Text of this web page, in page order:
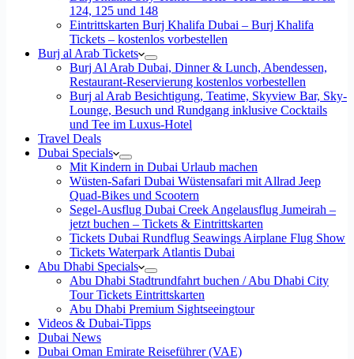
124, 125 und 148
Eintrittskarten Burj Khalifa Dubai – Burj Khalifa
Tickets – kostenlos vorbestellen
Burj al Arab Tickets
Burj Al Arab Dubai, Dinner & Lunch, Abendessen,
Restaurant-Reservierung kostenlos vorbestellen
Burj al Arab Besichtigung, Teatime, Skyview Bar, Sky-
Lounge, Besuch und Rundgang inklusive Cocktails
und Tee im Luxus-Hotel
Travel Deals
Dubai Specials
Mit Kindern in Dubai Urlaub machen
Wüsten-Safari Dubai Wüstensafari mit Allrad Jeep
Quad-Bikes und Scootern
Segel-Ausflug Dubai Creek Angelausflug Jumeirah –
jetzt buchen – Tickets & Eintrittskarten
Tickets Dubai Rundflug Seawings Airplane Flug Show
Tickets Waterpark Atlantis Dubai
Abu Dhabi Specials
Abu Dhabi Stadtrundfahrt buchen / Abu Dhabi City
Tour Tickets Eintrittskarten
Abu Dhabi Premium Sightseeingtour
Videos & Dubai-Tipps
Dubai News
Dubai Oman Emirate Reiseführer (VAE)